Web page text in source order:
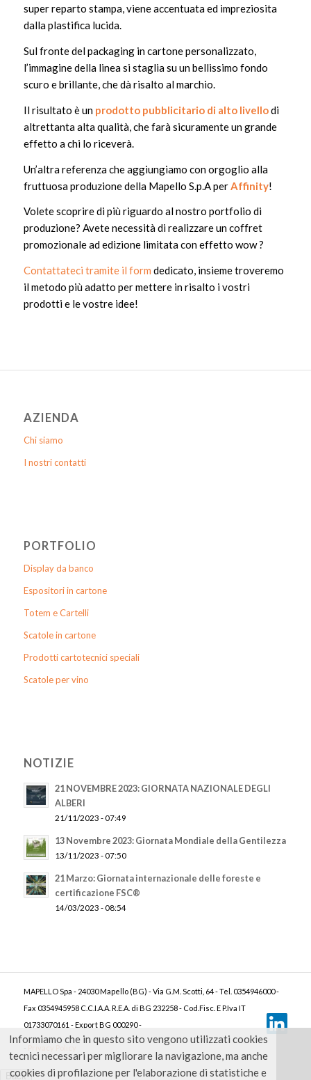
super reparto stampa, viene accentuata ed impreziosita
dalla plastifica lucida.
Sul fronte del packaging in cartone personalizzato,
l’immagine della linea si staglia su un bellissimo fondo
scuro e brillante, che dà risalto al marchio.
Il risultato è un prodotto pubblicitario di alto livellodi
altrettanta alta qualità, che farà sicuramente un grande
effetto a chi lo riceverà.
Un’altra referenza che aggiungiamo con orgoglio alla
fruttuosa produzione della Mapello S.p.A per Affinity!
Volete scoprire di più riguardo al nostro portfolio di
produzione? Avete necessità di realizzare un coffret
promozionale ad edizione limitata con effetto wow ?
Contattateci tramite il form dedicato, insieme troveremo
il metodo più adatto per mettere in risalto i vostri
prodotti e le vostre idee!
AZIENDA
Chi siamo
I nostri contatti
PORTFOLIO
Display da banco
Espositori in cartone
Totem e Cartelli
Scatole in cartone
Prodotti cartotecnici speciali
Scatole per vino
NOTIZIE
21 NOVEMBRE 2023: GIORNATA NAZIONALE DEGLI
ALBERI
21/11/2023 - 07:49
13 Novembre 2023: Giornata Mondiale della Gentilezza
13/11/2023 - 07:50
21 Marzo: Giornata internazionale delle foreste e
certificazione FSC®
14/03/2023 - 08:54
MAPELLO Spa - 24030 Mapello (BG) - Via G.M. Scotti, 64 - Tel. 0354946000 -
Fax 0354945958 C.C.I.A.A. R.E.A. di BG 232258 - Cod.Fisc. E P.Iva IT
01733070161 - Export BG 000290 -
Informiamo che in questo sito vengono utilizzati cookies
tecnici necessari per migliorare la navigazione, ma anche
cookies di profilazione per l'elaborazione di statistiche e